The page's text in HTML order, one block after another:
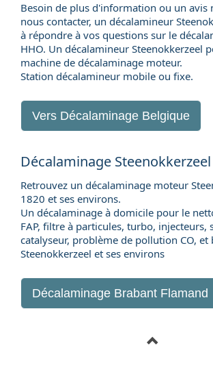
Besoin de plus d'information ou un avis
nous contacter, un décalamineur
à répondre à vos questions sur le
HHO. Un décalamineur Steenokkerzeel
machine de décalaminage moteur.
Station décalamineur mobile ou fixe.
Vers Décalaminage Belgique
Décalaminage Steenokkerzeel
Retrouvez un décalaminage moteur
1820 et ses environs.
Un décalaminage à domicile pour le
FAP, filtre à particules, turbo, injecteurs,
catalyseur, problème de pollution CO, et
Steenokkerzeel et ses environs
Décalaminage Brabant Flamand